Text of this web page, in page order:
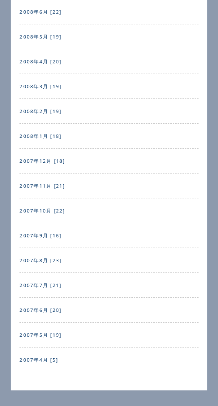
2008年6月 [22]
2008年5月 [19]
2008年4月 [20]
2008年3月 [19]
2008年2月 [19]
2008年1月 [18]
2007年12月 [18]
2007年11月 [21]
2007年10月 [22]
2007年9月 [16]
2007年8月 [23]
2007年7月 [21]
2007年6月 [20]
2007年5月 [19]
2007年4月 [5]